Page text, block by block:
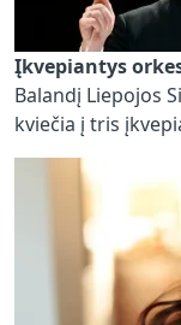
Įkvepiantys
Balandį Liepojos
kviečia į tris